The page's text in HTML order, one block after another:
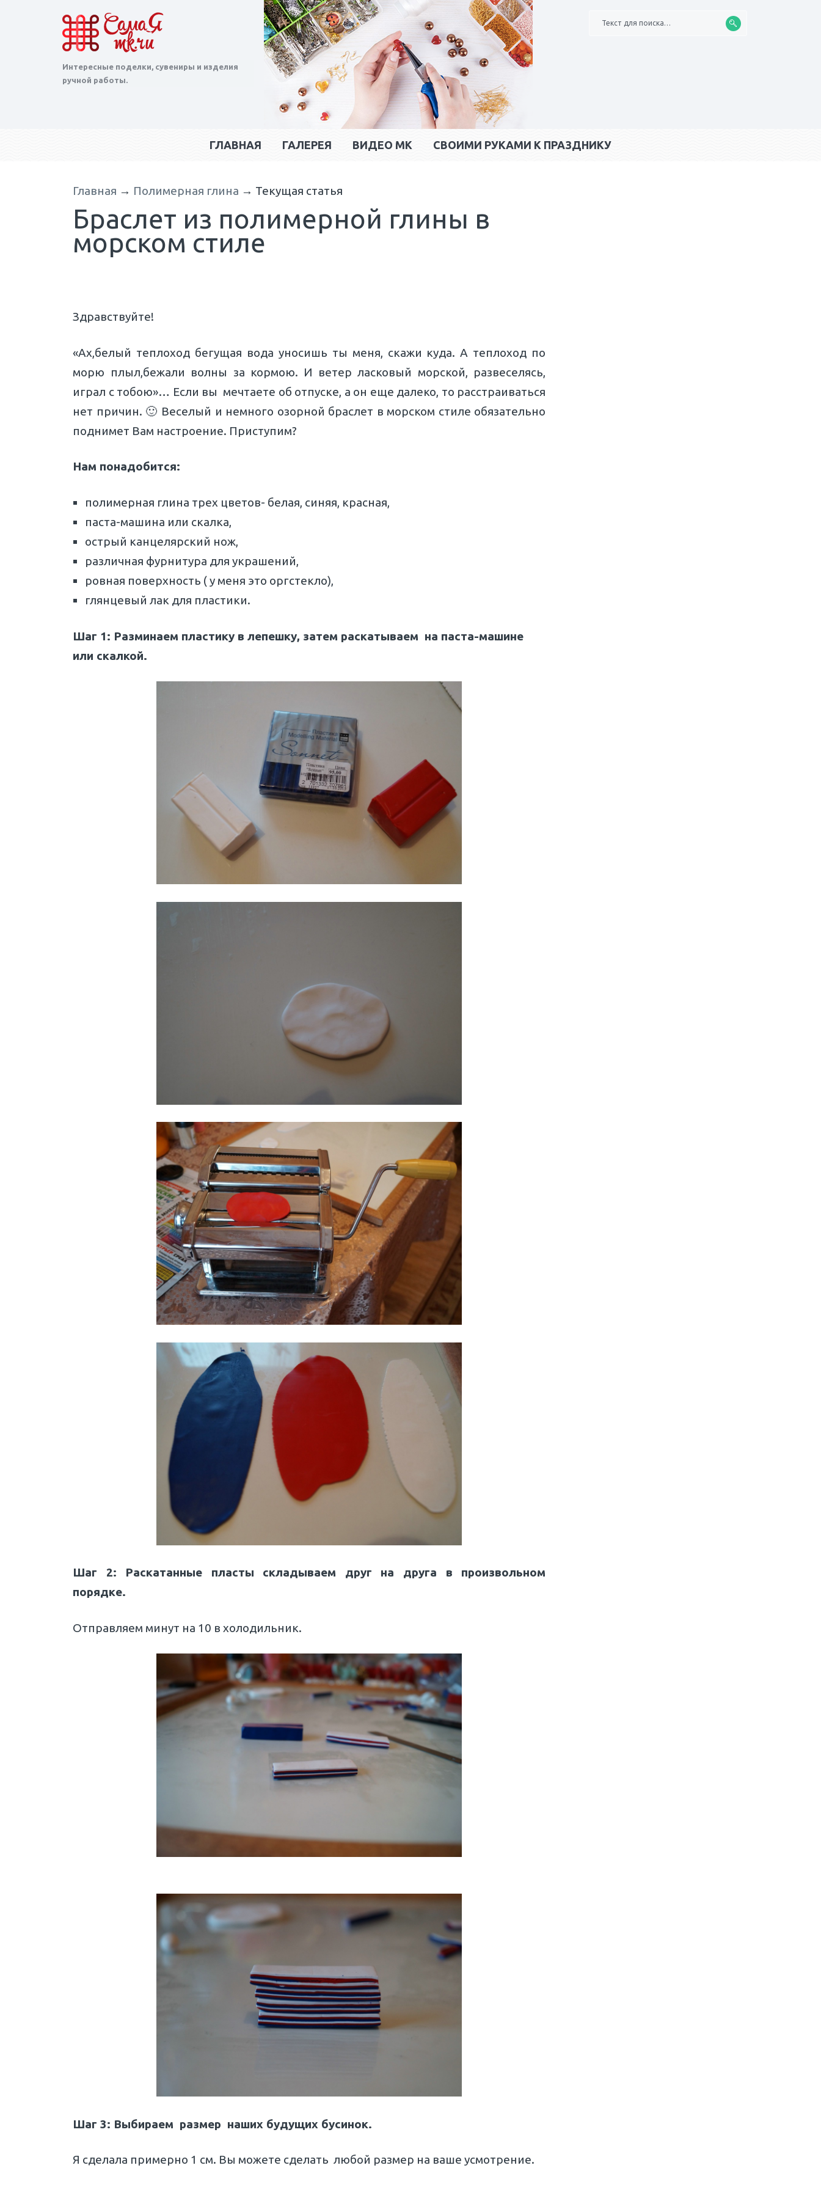
Интересные поделки, сувениры и изделия
ручной работы.
Текст для поиска…
ГЛАВНАЯ ГАЛЕРЕЯ ВИДЕО МК CВОИМИ РУКАМИ К ПРАЗДНИКУ
Главная → Полимерная глина → Текущая статья
Браслет из полимерной глины в
морском стиле
Здравствуйте!
«Ах,белый теплоход бегущая вода уносишь ты меня, скажи куда. А теплоход по
морю плыл,бежали волны за кормою. И ветер ласковый морской, развеселясь,
играл с тобою»… Если вы мечтаете об отпуске, а он еще далеко, то расстраиваться
нет причин. 🙂 Веселый и немного озорной браслет в морском стиле обязательно
поднимет Вам настроение. Приступим?
Нам понадобится:
полимерная глина трех цветов- белая, синяя, красная,
паста-машина или скалка,
острый канцелярский нож,
различная фурнитура для украшений,
ровная поверхность ( у меня это оргстекло),
глянцевый лак для пластики.
Шаг 1: Разминаем пластику в лепешку, затем раскатываем на паста-машине
или скалкой.
Шаг 2: Раскатанные пласты складываем друг на друга в произвольном
порядке.
Отправляем минут на 10 в холодильник.
Шаг 3: Выбираем размер наших будущих бусинок.
Я сделала примерно 1 см. Вы можете сделать любой размер на ваше усмотрение.